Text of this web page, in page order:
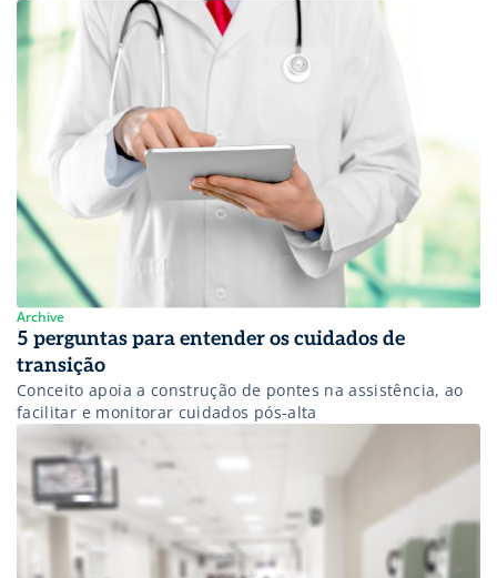
Archive
5 perguntas para entender os cuidados de
transição
Conceito apoia a construção de pontes na assistência, ao
facilitar e monitorar cuidados pós-alta